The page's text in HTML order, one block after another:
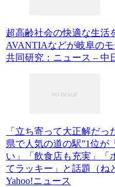
超高齢社会の快適な生活
AVANTIAなどが岐阜の
共同研究：ニュース – 中
「立ち寄って大正解だっ
県で人気の道の駅”1位が
い」「飲食店も充実」「
てラッキー」と話題（ね
Yahoo!ニュース